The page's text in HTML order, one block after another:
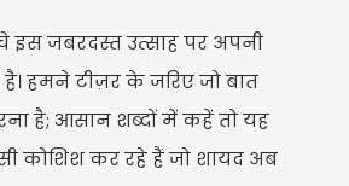
जबरदस्त उत्साह पर अपनी
हमने टीज़र के जरिए जो बात
है; आसान शब्दों में कहें तो यह
कोशिश कर रहे हैं जो शायद अब